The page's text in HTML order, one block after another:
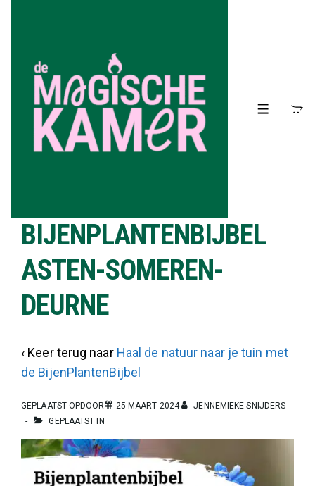
hoofdinhoud
MENU
BIJENPLANTENBIJBEL
ASTEN-SOMEREN-
DEURNE
‹ Keer terug naar Haal de natuur naar je tuin met
de BijenPlantenBijbel
GEPLAATST OPDOOR 25 MAART 2024
JENNEMIEKE SNIJDERS
GEPLAATST IN